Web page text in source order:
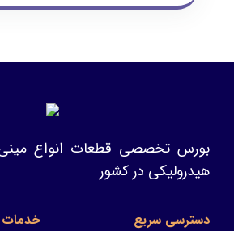
بورس تخصصی قطعات انواع
هیدرولیکی در کشور
دسترسی سریع